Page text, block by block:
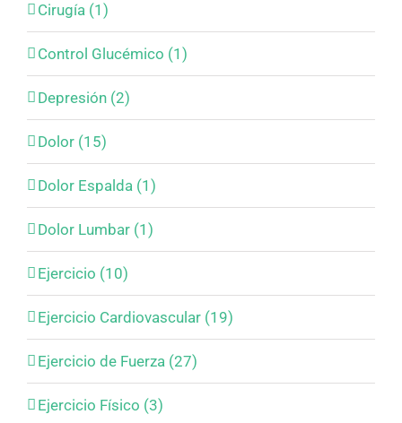
Cirugía (1)
Control Glucémico (1)
Depresión (2)
Dolor (15)
Dolor Espalda (1)
Dolor Lumbar (1)
Ejercicio (10)
Ejercicio Cardiovascular (19)
Ejercicio de Fuerza (27)
Ejercicio Físico (3)